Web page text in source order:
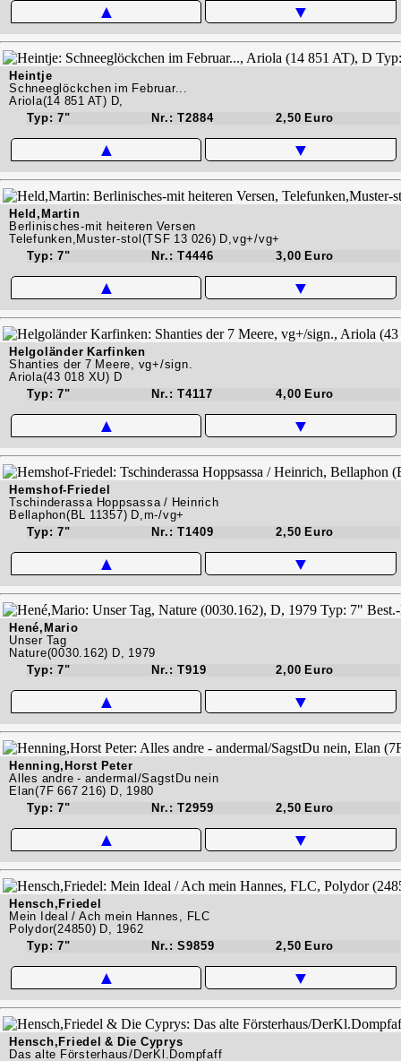
▲ ▼
Heintje
Schneeglöckchen im Februar...
Ariola(14 851 AT) D,
Typ: 7"
Nr.: T2884 2,50 Euro
▲ ▼
Held,Martin
Berlinisches-mit heiteren Versen
Telefunken,Muster-stol(TSF 13 026) D,vg+/vg+
Typ: 7"
Nr.: T4446 3,00 Euro
▲ ▼
Helgoländer Karfinken
Shanties der 7 Meere, vg+/sign.
Ariola(43 018 XU) D
Typ: 7"
Nr.: T4117 4,00 Euro
▲ ▼
Hemshof-Friedel
Tschinderassa Hoppsassa / Heinrich
Bellaphon(BL 11357) D,m-/vg+
Typ: 7"
Nr.: T1409 2,50 Euro
▲ ▼
Hené,Mario
Unser Tag
Nature(0030.162) D, 1979
Typ: 7"
Nr.: T919 2,00 Euro
▲ ▼
Henning,Horst Peter
Alles andre - andermal/SagstDu nein
Elan(7F 667 216) D, 1980
Typ: 7"
Nr.: T2959 2,50 Euro
▲ ▼
Hensch,Friedel
Mein Ideal / Ach mein Hannes, FLC
Polydor(24850) D, 1962
Typ: 7"
Nr.: S9859 2,50 Euro
▲ ▼
Hensch,Friedel & Die Cyprys
Das alte Försterhaus/DerKl.Dompfaff